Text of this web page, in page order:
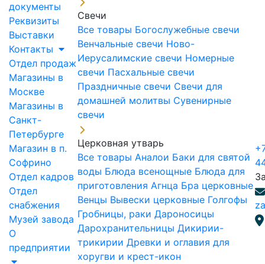
документы
Реквизиты
Выставки
Контакты
Отдел продаж
Магазины в
Москве
Магазины в
Санкт-
Петербурге
Магазин в п.
Софрино
Отдел кадров
Отдел
снабжения
Музей завода
О
предприятии
Свечи
Все товары Богослужебные свечи
Венчальные свечи Ново-
Иерусалимские свечи Номерные
свечи Пасхальные свечи
Праздничные свечи Свечи для
домашней молитвы Сувенирные
свечи
Церковная утварь
Все товары Аналои Баки для святой
воды Блюда всенощные Блюда для
приготовления Агнца Бра церковные
Венцы Вывески церковные Голгофы
Гробницы, раки Дароносицы
Дарохранительницы Дикирии-
трикирии Древки и оглавия для
хоругви и крест-икон